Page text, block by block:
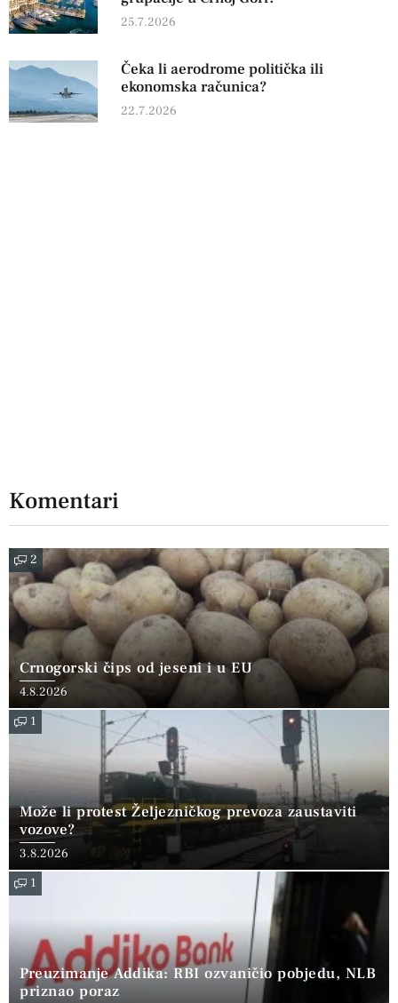
25.7.2026
Čeka li aerodrome politička ili
ekonomska računica?
22.7.2026
Komentari
2
Crnogorski čips od jeseni i u EU
4.8.2026
1
Može li protest Željezničkog prevoza zaustaviti
vozove?
3.8.2026
1
Preuzimanje Addika: RBI ozvaničio pobjedu, NLB
priznao poraz